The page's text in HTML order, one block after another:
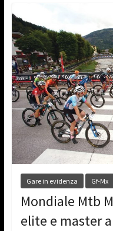
Gare in evidenza Gf-Mx
Mondiale Mtb
elite e master